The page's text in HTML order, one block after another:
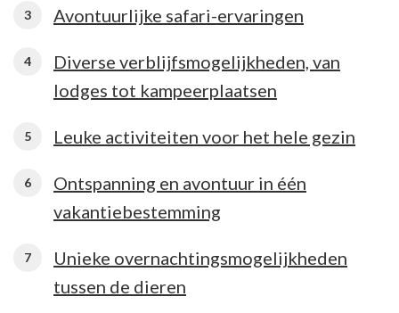
Avontuurlijke safari-ervaringen
Diverse verblijfsmogelijkheden, van
lodges tot kampeerplaatsen
Leuke activiteiten voor het hele gezin
Ontspanning en avontuur in één
vakantiebestemming
Unieke overnachtingsmogelijkheden
tussen de dieren